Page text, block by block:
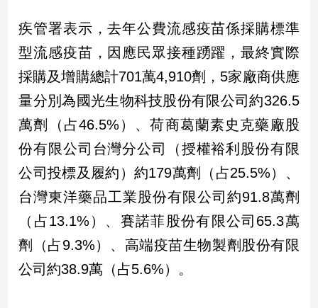
科
技/
遊
戲
運
動
寵
Pet
影
音
專
疾管署表示，去年公費流感疫苗係採購標準
型流感疫苗，因應民眾接種踴躍，最終實際
採購及增購總計701萬4,910劑，5家廠商供應
量分別為國光生物科技股份有限公司約326.5
萬劑（占46.5%）、荷商葛蘭素史克藥廠股
份有限公司台灣分公司（授權裕利股份有限
公司投標及履約）約179萬劑（占25.5%）、
台灣東洋藥品工業股份有限公司約91.8萬劑
（占13.1%）、賽諾菲股份有限公司65.3萬
劑（占9.3%）、高端疫苗生物製劑股份有限
公司約38.9萬（占5.6%）。